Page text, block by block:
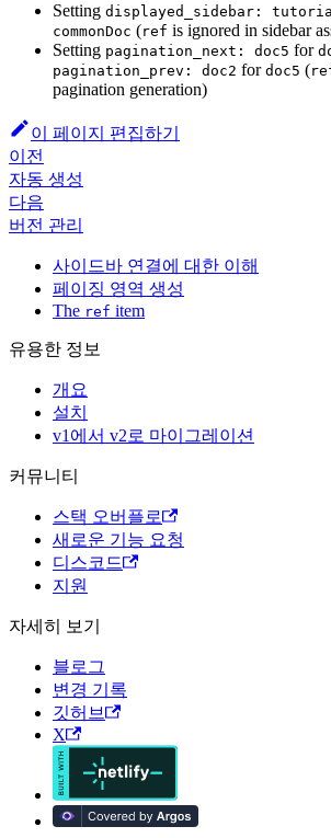
Setting displayed_sidebar:
commonDoc (ref is ignored in sidebar
Setting pagination_next: doc5 for
pagination_prev: doc2 for doc5 (
pagination generation)
이 페이지 편집하기
이전
자동 생성
다음
버전 관리
사이드바 연결에 대한 이해
페이징 영역 생성
The ref item
유용한 정보
개요
설치
v1에서 v2로 마이그레이션
커뮤니티
스택 오버플로
새로운 기능 요청
디스코드
지원
자세히 보기
블로그
변경 기록
깃허브
X